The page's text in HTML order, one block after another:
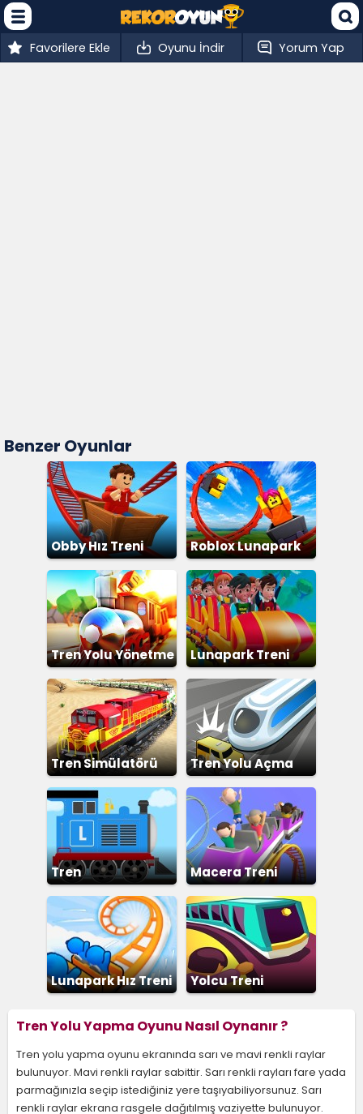
Favorilere Ekle Oyunu İndir Yorum Yap
Benzer Oyunlar
Obby Hız Treni
Roblox Lunapark
Treni
Tren Yolu Yönetme Lunapark Treni
Tren Simülatörü Tren Yolu Açma
Tren Macera Treni
Lunapark Hız Treni Yolcu Treni
Tren Yolu Yapma Oyunu Nasıl Oynanır ?
Tren yolu yapma oyunu ekranında sarı ve mavi renkli raylar
bulunuyor. Mavi renkli raylar sabittir. Sarı renkli rayları fare yada
parmağınızla seçip istediğiniz yere taşıyabiliyorsunuz. Sarı
renkli raylar ekrana rasgele dağıtılmış vaziyette bulunuyor.